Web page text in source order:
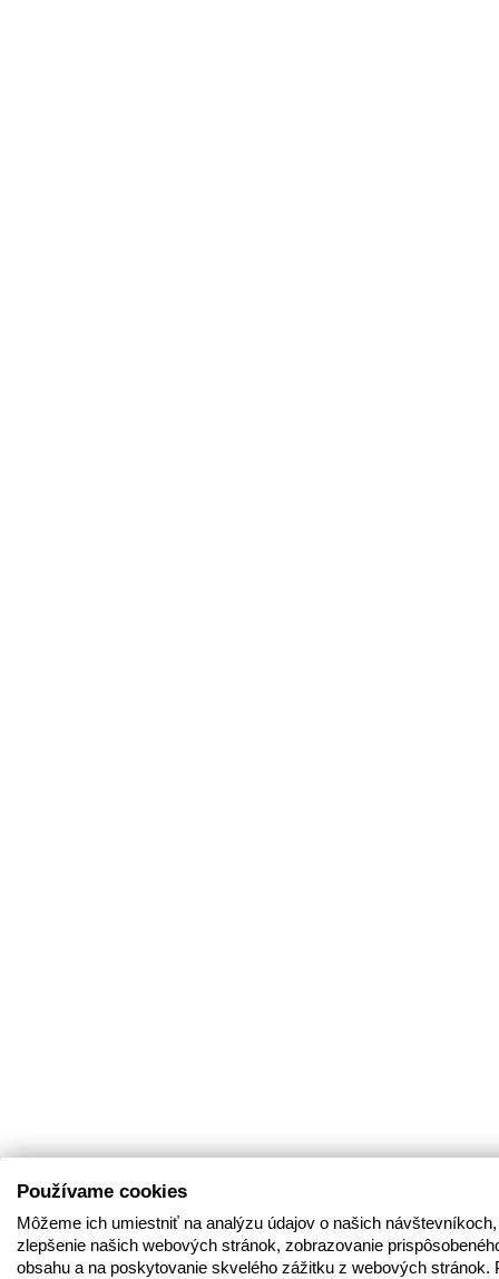
Používame cookies
Môžeme ich umiestniť na analýzu údajov o našich
zlepšenie našich webových stránok, zobrazovanie
obsahu a na poskytovanie skvelého zážitku z webových stránok.